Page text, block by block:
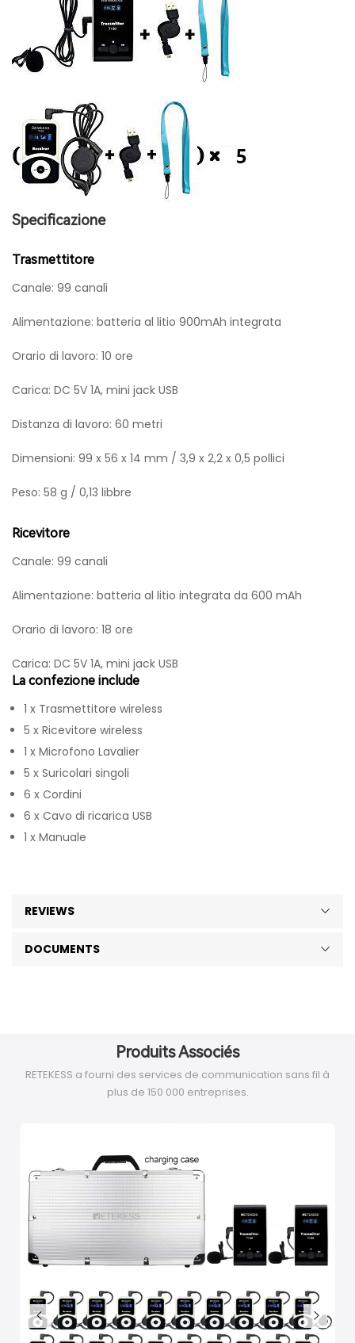
Specificazione
Trasmettitore
Canale: 99 canali
Alimentazione: batteria al litio 900mAh integrata
Orario di lavoro: 10 ore
Carica: DC 5V 1A, mini jack USB
Distanza di lavoro: 60 metri
Dimensioni: 99 x 56 x 14 mm / 3,9 x 2,2 x 0,5 pollici
Peso: 58 g / 0,13 libbre
Ricevitore
Canale: 99 canali
Alimentazione: batteria al litio integrata da 600 mAh
Orario di lavoro: 18 ore
Carica: DC 5V 1A, mini jack USB
La confezione include
1 x Trasmettitore wireless
5 x Ricevitore wireless
1 x Microfono Lavalier
5 x Suricolari singoli
6 x Cordini
6 x Cavo di ricarica USB
1 x Manuale
REVIEWS
DOCUMENTS
Produits Associés
RETEKESS a fourni des services de communication sans fil à
plus de 150 000 entreprises.